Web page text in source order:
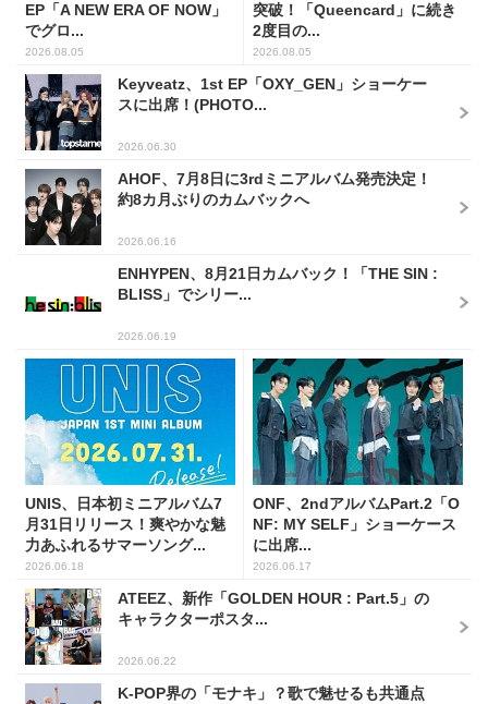
EP「A NEW ERA OF NOW」
でグロ...
2026.08.05
突破！「Queencard」に続き
2度目の...
2026.08.05
Keyveatz、1st EP「OXY_GEN」ショーケー
スに出席！(PHOTO...
2026.06.30
AHOF、7月8日に3rdミニアルバム発売決定！
約8カ月ぶりのカムバックへ
2026.06.16
ENHYPEN、8月21日カムバック！「THE SIN :
BLISS」でシリー...
2026.06.19
UNIS、日本初ミニアルバム7
月31日リリース！爽やかな魅
力あふれるサマーソング...
2026.06.18
ONF、2ndアルバムPart.2「O
NF: MY SELF」ショーケース
に出席...
2026.06.17
ATEEZ、新作「GOLDEN HOUR : Part.5」の
キャラクターポスタ...
2026.06.22
K-POP界の「モナキ」？歌で魅せるも共通点